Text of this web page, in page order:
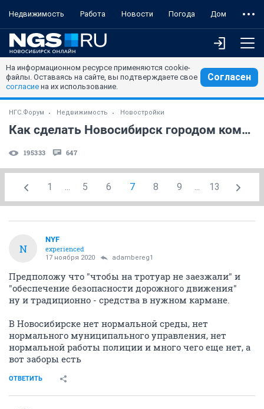
Недвижимость Работа Новости Погода Дом
На информационном ресурсе применяются cookie-
файлы. Оставаясь на сайте, вы подтверждаете свое
согласие на их использование.
Согласен
НГС.Форум Недвижимость Новостройки
Как сделать Новосибирск городом комфортным для жизни
195333 647
1 ... 5 6 7 8 9 ... 13
N
NYF
experienced
17 ноября 2020 adambereg1
Предположу что "чтобы на тротуар не заезжали" и
"обеспечение безопасности дорожного движения"
ну и традиционно - средства в нужном кармане.
В Новосибирске нет нормальной среды, нет
нормального муниципального управления, нет
нормальной работы полиции и много чего еще нет, а
вот заборы есть
ОТВЕТИТЬ